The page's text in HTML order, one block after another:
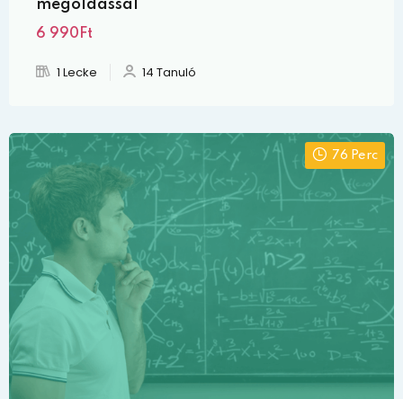
megoldással
6 990Ft
1 Lecke 14 Tanuló
76 Perc